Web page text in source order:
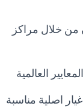
من خلال مراكز
العالمية
اصلية مناسبة